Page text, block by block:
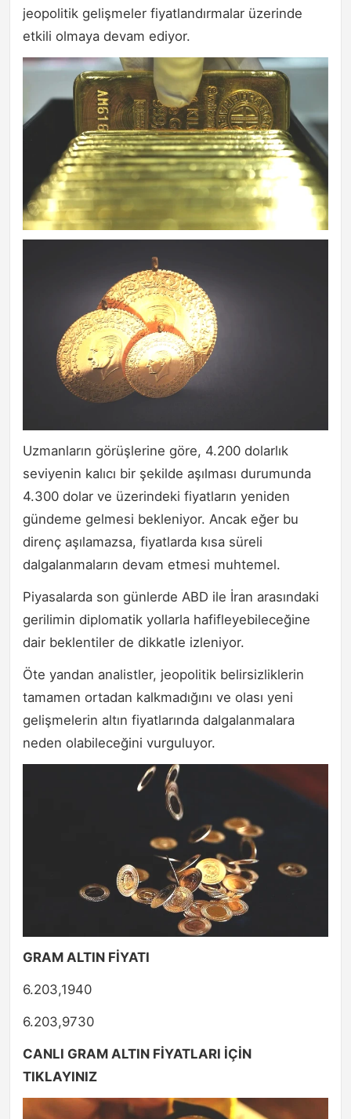
jeopolitik gelişmeler fiyatlandırmalar üzerinde
etkili olmaya devam ediyor.
Uzmanların görüşlerine göre, 4.200 dolarlık
seviyenin kalıcı bir şekilde aşılması durumunda
4.300 dolar ve üzerindeki fiyatların yeniden
gündeme gelmesi bekleniyor. Ancak eğer bu
direnç aşılamazsa, fiyatlarda kısa süreli
dalgalanmaların devam etmesi muhtemel.
Piyasalarda son günlerde ABD ile İran arasındaki
gerilimin diplomatik yollarla hafifleyebileceğine
dair beklentiler de dikkatle izleniyor.
Öte yandan analistler, jeopolitik belirsizliklerin
tamamen ortadan kalkmadığını ve olası yeni
gelişmelerin altın fiyatlarında dalgalanmalara
neden olabileceğini vurguluyor.
GRAM ALTIN FİYATI
6.203,1940
6.203,9730
CANLI GRAM ALTIN FİYATLARI İÇİN
TIKLAYINIZ